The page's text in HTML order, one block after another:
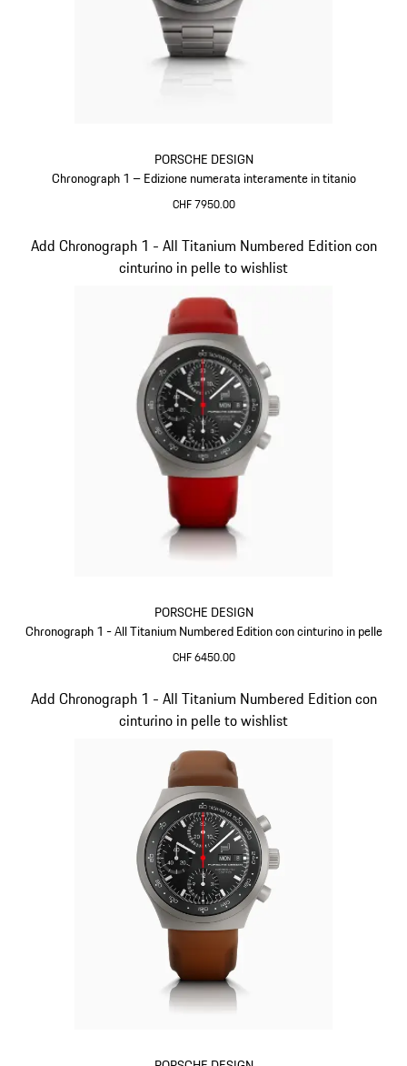
PORSCHE DESIGN
Chronograph 1 – Edizione numerata interamente in titanio
CHF 7950.00
PORSCHE DESIGN
Chronograph 1 - All Titanium Numbered Edition con cinturino in pelle
CHF 6450.00
Add Chronograph 1 - All Titanium Numbered Edition con
cinturino in pelle to wishlist
Diapositiva 2 di 5
Add Chronograph 1 - All Titanium Numbered Edition con
cinturino in pelle to wishlist
Diapositiva 3 di 5